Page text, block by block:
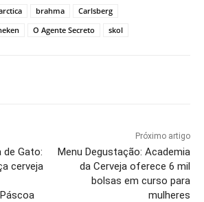
brahma
Carlsberg
O Agente Secreto skol
de Gato:
cerveja
Próximo artigo
Menu Degustação: Academia
da Cerveja oferece 6 mil
bolsas em curso para
mulheres